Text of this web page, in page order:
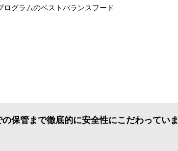
グラムのベストバランスフード
保管まで徹底的に安全性にこだわっていま